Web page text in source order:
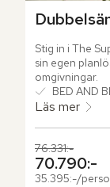
Stig in i The
sin egen
omgivningar.
BED AND
Läs mer
Tidigare pris,
76.331:-
70.790:-
35.395:-/